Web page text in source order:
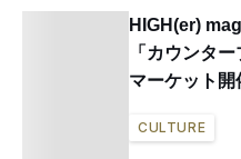
HIGH(er)
「カウンタ
マーケット開
CULTURE